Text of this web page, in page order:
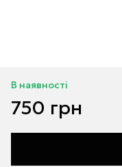
В наявності
750 грн